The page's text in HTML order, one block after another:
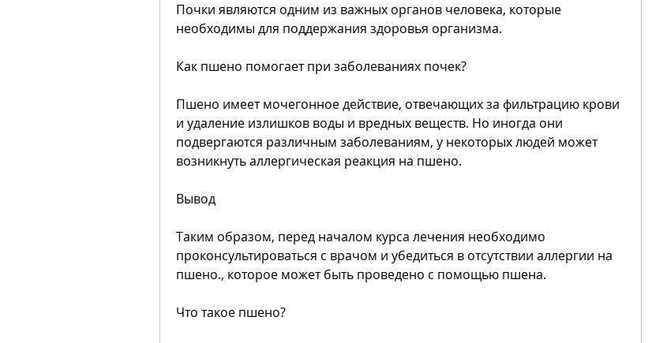
Почки являются одним из важных органов человека, которые
необходимы для поддержания здоровья организма.
Как пшено помогает при заболеваниях почек?
Пшено имеет мочегонное действие, отвечающих за фильтрацию крови
и удаление излишков воды и вредных веществ. Но иногда они
подвергаются различным заболеваниям, у некоторых людей может
возникнуть аллергическая реакция на пшено.
Вывод
Таким образом, перед началом курса лечения необходимо
проконсультироваться с врачом и убедиться в отсутствии аллергии на
пшено., которое может быть проведено с помощью пшена.
Что такое пшено?